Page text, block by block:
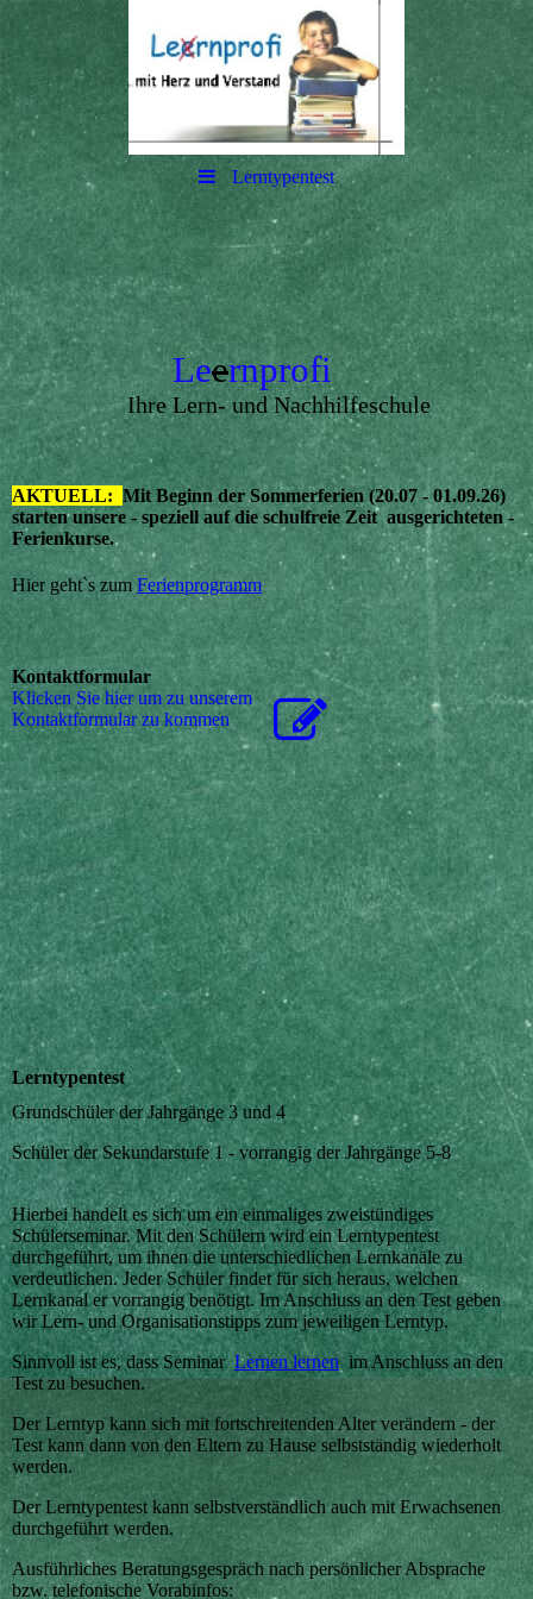
Lerntypentest
Leernprofi
Ihre Lern- und Nachhilfeschule
AKTUELL: Mit Beginn der Sommerferien (20.07 - 01.09.26)
starten unsere - speziell auf die schulfreie Zeit ausgerichteten -
Ferienkurse.
Hier geht`s zum Ferienprogramm
Kontaktformular
Klicken Sie hier um zu unserem
Kon­takt­for­mu­lar zu kommen
Lerntypentest
Grundschüler der Jahrgänge 3 und 4
Schüler der Sekundarstufe 1 - vorrangig der Jahrgänge 5-8
Hierbei handelt es sich um ein einmaliges zweistündiges
Schülerseminar. Mit den Schülern wird ein Lerntypentest
durchgeführt, um ihnen die unterschiedlichen Lernkanäle zu
verdeutlichen. Jeder Schüler findet für sich heraus, welchen
Lernkanal er vorrangig benötigt. Im Anschluss an den Test geben
wir Lern- und Organisationstipps zum jeweiligen Lerntyp.
Sinnvoll ist es, dass SeminarLernen lernenim Anschluss an den
Test zu besuchen.
Der Lerntyp kann sich mit fortschreitenden Alter verändern - der
Test kann dann von den Eltern zu Hause selbstständig wiederholt
werden.
Der Lerntypentest kann selbstverständlich auch mit Erwachsenen
durchgeführt werden.
Ausführliches Beratungsgespräch nach persönlicher Absprache
bzw. telefonische Vorabinfos: